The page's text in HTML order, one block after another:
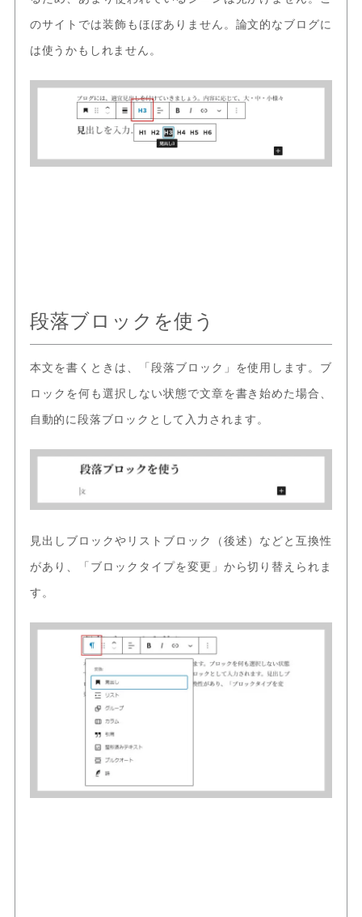
のサイトでは装飾もほぼありません。論文的なブログに
は使うかもしれません。
段落ブロックを使う
本文を書くときは、「段落ブロック」を使用します。ブ
ロックを何も選択しない状態で文章を書き始めた場合、
自動的に段落ブロックとして入力されます。
見出しブロックやリストブロック（後述）などと互換性
があり、「ブロックタイプを変更」から切り替えられま
す。